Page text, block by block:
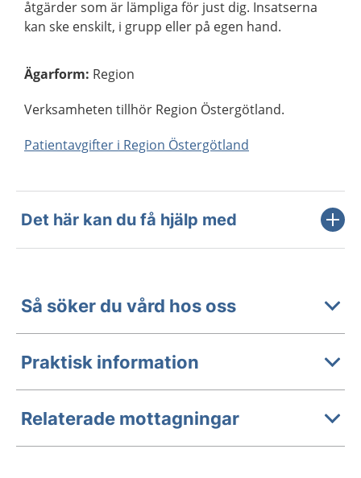
åtgärder som är lämpliga för just dig. Insatserna
kan ske enskilt, i grupp eller på egen hand.
Ägarform: Region
Verksamheten tillhör Region Östergötland.
Patientavgifter i Region Östergötland
Det här kan du få hjälp med
Så söker du vård hos oss
Praktisk information
Relaterade mottagningar